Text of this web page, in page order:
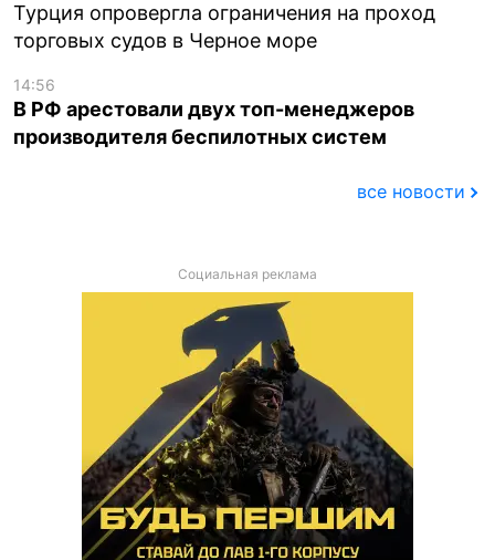
Турция опровергла ограничения на проход
торговых судов в Черное море
14:56
В РФ арестовали двух топ-менеджеров
производителя беспилотных систем
все новости
Социальная реклама